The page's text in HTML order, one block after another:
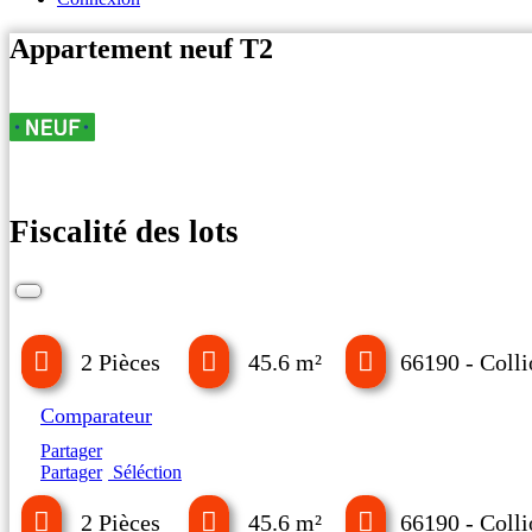
Appartement neuf T2
Fiscalité des lots
2 Pièces 45.6 m² 66190 -
Comparateur
Partager
Partager Séléction
2 Pièces 45.6 m² 66190 -